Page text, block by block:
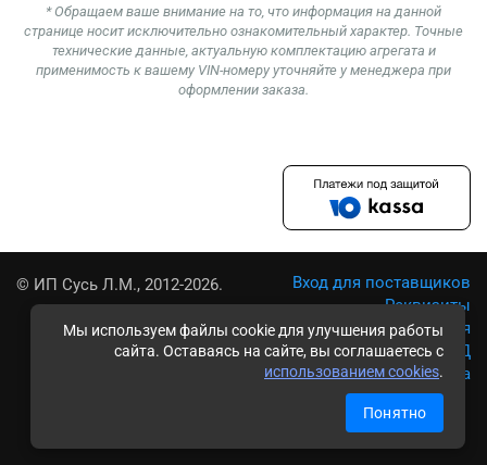
Мы используем файлы cookie для улучшения работы
сайта. Оставаясь на сайте, вы соглашаетесь с
использованием cookies.
Понятно
* Обращаем ваше внимание на то, что информация на данной
странице носит исключительно ознакомительный характер. Точные
технические данные, актуальную комплектацию агрегата и
применимость к вашему VIN-номеру уточняйте у менеджера при
оформлении заказа.
© ИП Сусь Л.М., 2012-2026.
Вход для поставщиков
Реквизиты
Условия использования
Политика обработки ПД
Карта сайта